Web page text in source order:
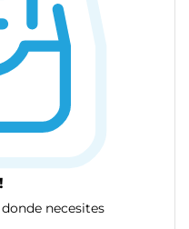
necesites